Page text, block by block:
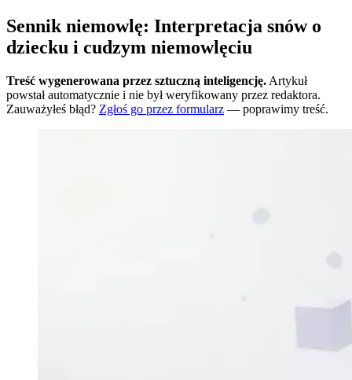
Sennik niemowlę: Interpretacja snów o
dziecku i cudzym niemowlęciu
Treść wygenerowana przez sztuczną inteligencję. Artykuł
powstał automatycznie i nie był weryfikowany przez redaktora.
Zauważyłeś błąd? Zgłoś go przez formularz — poprawimy treść.